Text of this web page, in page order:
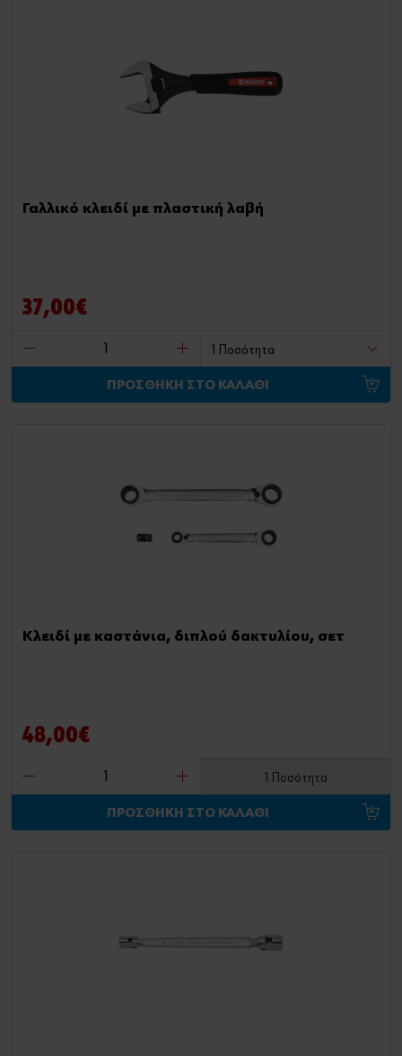
Γαλλικό κλειδί με πλαστική λαβή
37,00€
ΠΡΟΣΘΗΚΗ ΣΤΟ ΚΑΛΑΘΙ
Κλειδί με καστάνια, διπλού δακτυλίου, σετ
48,00€
1 Ποσότητα
ΠΡΟΣΘΗΚΗ ΣΤΟ ΚΑΛΑΘΙ